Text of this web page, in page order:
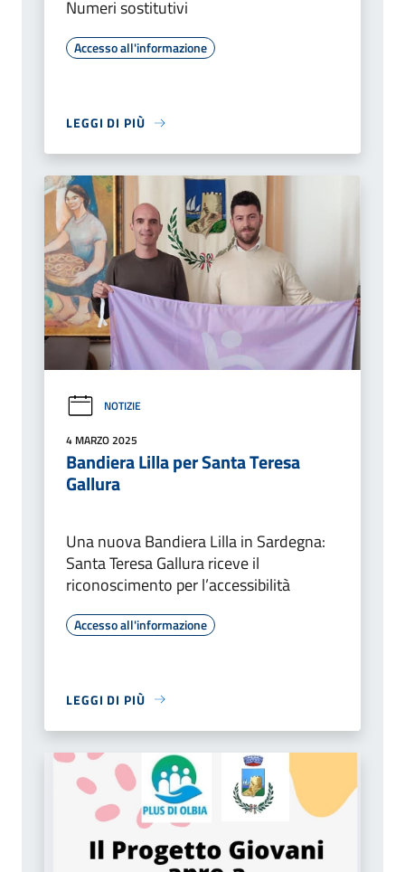
Numeri sostitutivi
Accesso all'informazione
LEGGI DI PIÙ
NOTIZIE
4 MARZO 2025
Bandiera Lilla per Santa Teresa
Gallura
Una nuova Bandiera Lilla in Sardegna:
Santa Teresa Gallura riceve il
riconoscimento per l’accessibilità
Accesso all'informazione
LEGGI DI PIÙ